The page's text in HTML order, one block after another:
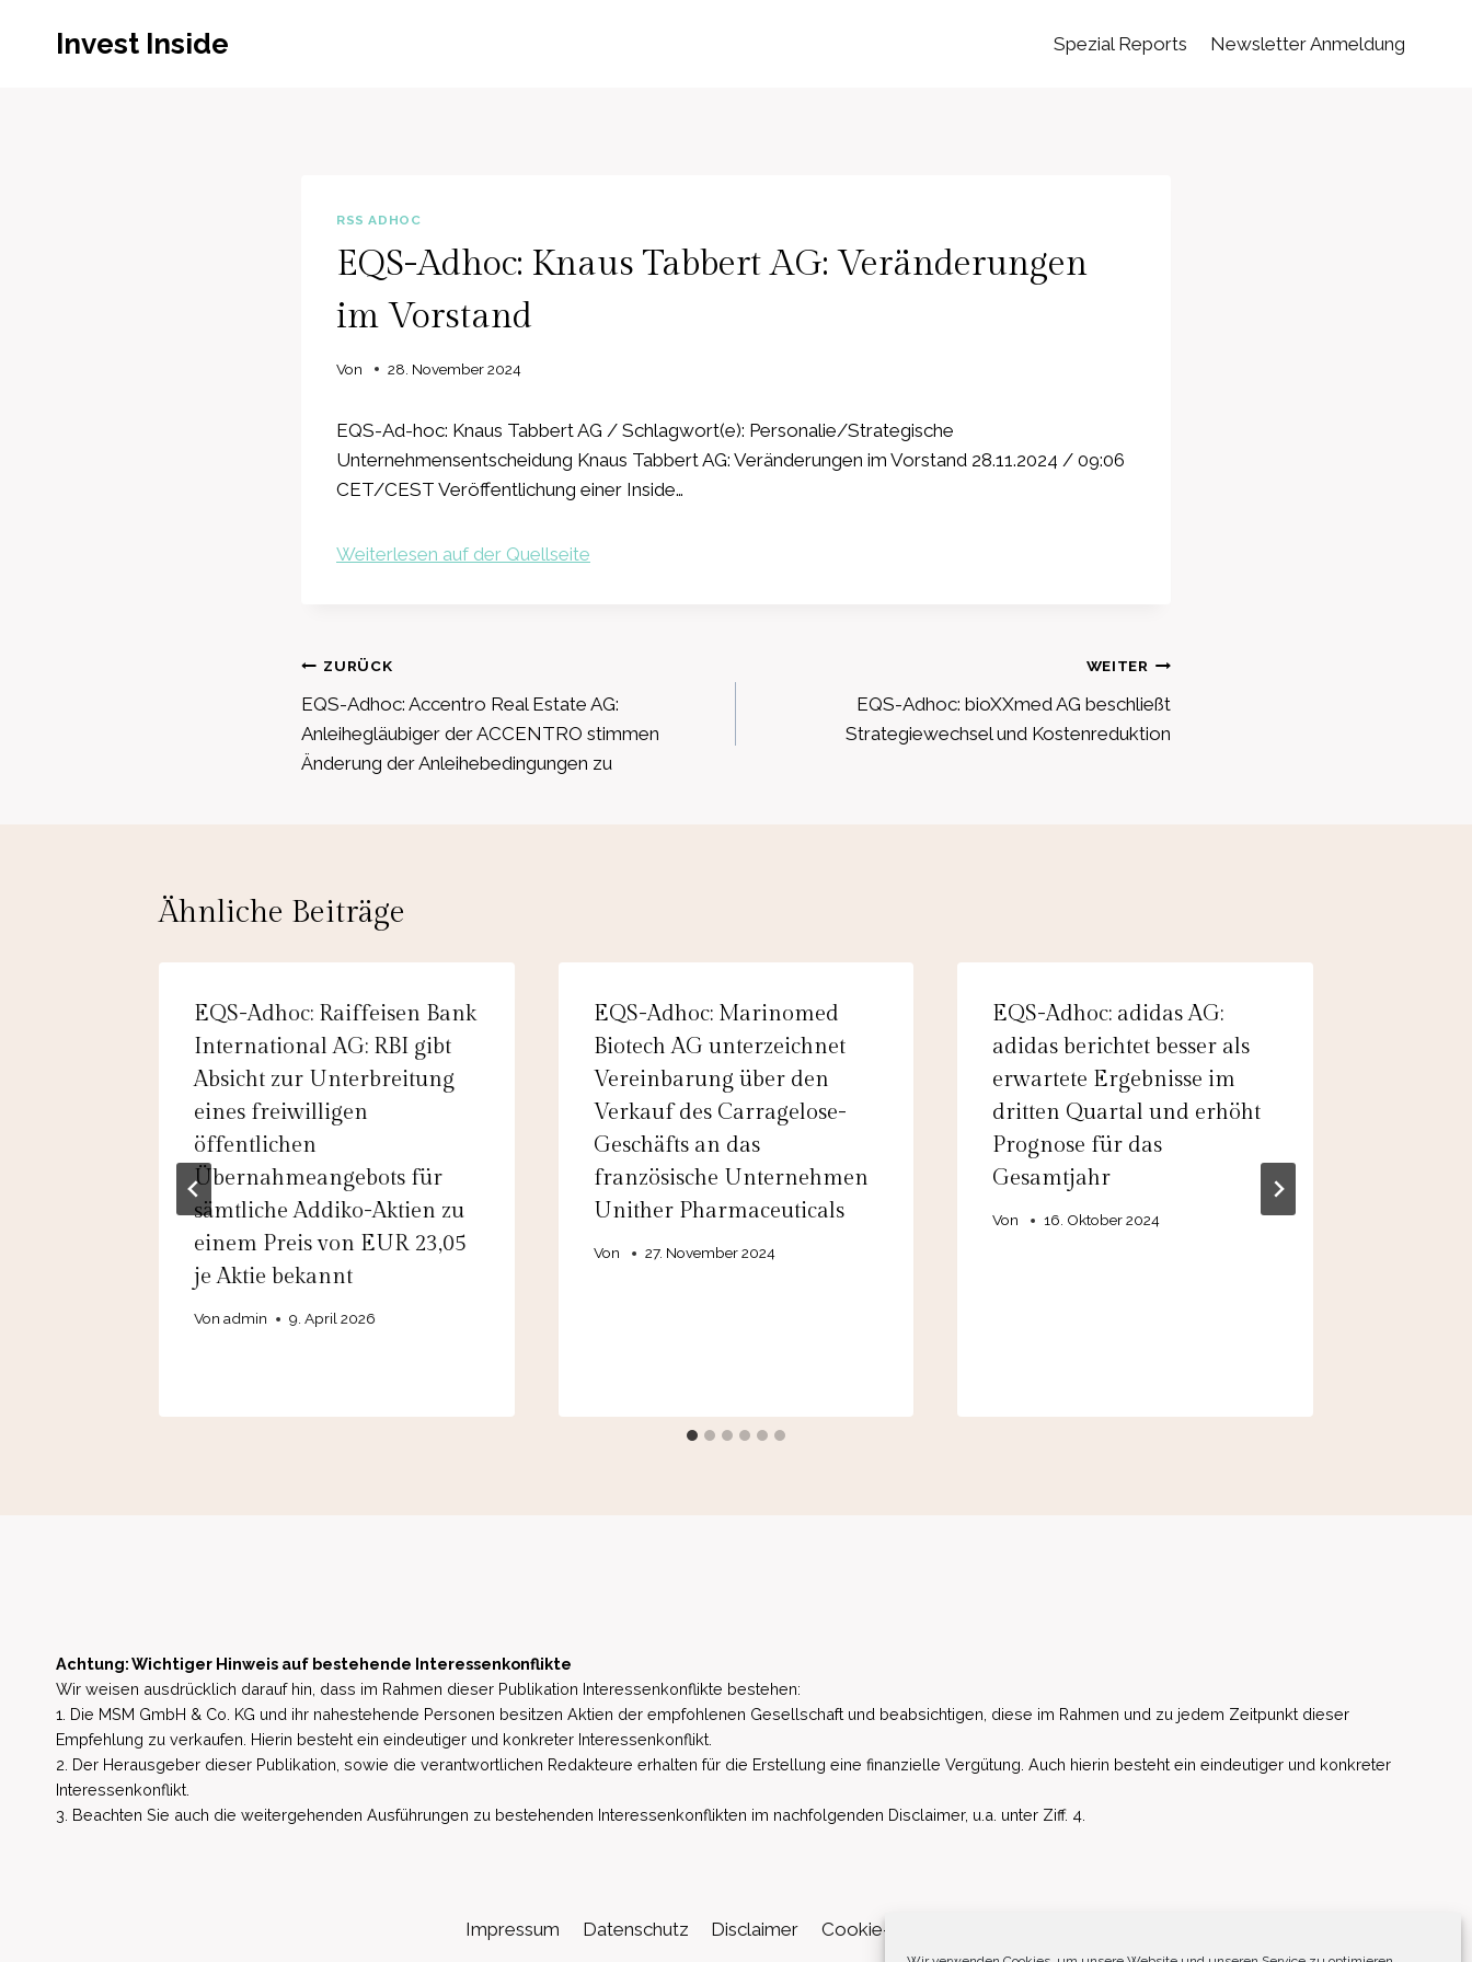
Invest Inside Spezial Reports Newsletter Anmeldung
RSS ADHOC
EQS-Adhoc: Knaus Tabbert AG: Veränderungen
im Vorstand
Von 28. November 2024
EQS-Ad-hoc: Knaus Tabbert AG / Schlagwort(e): Personalie/Strategische
Unternehmensentscheidung Knaus Tabbert AG: Veränderungen im Vorstand 28.11.2024 / 09:06
CET/CEST Veröffentlichung einer Inside…
Weiterlesen auf der Quellseite
Beitragsnavigation
ZURÜCK
EQS-Adhoc: Accentro Real Estate AG:
Anleihegläubiger der ACCENTRO stimmen
Änderung der Anleihebedingungen zu
WEITER
EQS-Adhoc: bioXXmed AG beschließt
Strategiewechsel und Kostenreduktion
Ähnliche Beiträge
EQS-Adhoc: Raiffeisen Bank
International AG: RBI gibt
Absicht zur Unterbreitung
eines freiwilligen
öffentlichen
Übernahmeangebots für
sämtliche Addiko-Aktien zu
einem Preis von EUR 23,05
je Aktie bekannt
Von admin 9. April 2026
EQS-Adhoc: Marinomed
Biotech AG unterzeichnet
Vereinbarung über den
Verkauf des Carragelose-
Geschäfts an das
französische Unternehmen
Unither Pharmaceuticals
Von 27. November 2024
EQS-Adhoc: adidas AG:
adidas berichtet besser als
erwartete Ergebnisse im
dritten Quartal und erhöht
Prognose für das
Gesamtjahr
Von 16. Oktober 2024
Achtung: Wichtiger Hinweis auf bestehende Interessenkonflikte
Wir weisen ausdrücklich darauf hin, dass im Rahmen dieser Publikation Interessenkonflikte bestehen:
1. Die MSM GmbH & Co. KG und ihr nahestehende Personen besitzen Aktien der empfohlenen Gesellschaft und beabsichtigen, diese im Rahmen und zu jedem Zeitpunkt dieser
Empfehlung zu verkaufen. Hierin besteht ein eindeutiger und konkreter Interessenkonflikt.
2. Der Herausgeber dieser Publikation, sowie die verantwortlichen Redakteure erhalten für die Erstellung eine finanzielle Vergütung. Auch hierin besteht ein eindeutiger und konkreter
Interessenkonflikt.
3. Beachten Sie auch die weitergehenden Ausführungen zu bestehenden Interessenkonflikten im nachfolgenden Disclaimer, u.a. unter Ziff. 4.
Impressum Datenschutz Disclaimer Cookie-Richtlinie (EU)